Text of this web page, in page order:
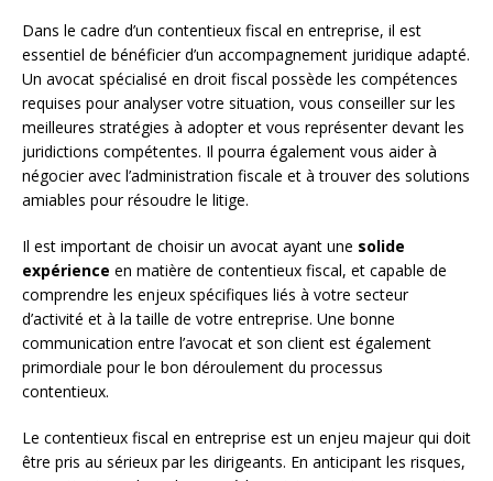
Dans le cadre d’un contentieux fiscal en entreprise, il est
essentiel de bénéficier d’un accompagnement juridique adapté.
Un avocat spécialisé en droit fiscal possède les compétences
requises pour analyser votre situation, vous conseiller sur les
meilleures stratégies à adopter et vous représenter devant les
juridictions compétentes. Il pourra également vous aider à
négocier avec l’administration fiscale et à trouver des solutions
amiables pour résoudre le litige.
Il est important de choisir un avocat ayant une solide
expérience en matière de contentieux fiscal, et capable de
comprendre les enjeux spécifiques liés à votre secteur
d’activité et à la taille de votre entreprise. Une bonne
communication entre l’avocat et son client est également
primordiale pour le bon déroulement du processus
contentieux.
Le contentieux fiscal en entreprise est un enjeu majeur qui doit
être pris au sérieux par les dirigeants. En anticipant les risques,